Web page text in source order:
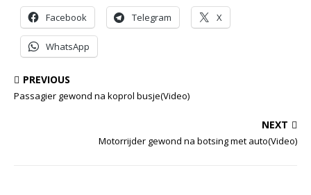
Facebook Telegram X
WhatsApp
PREVIOUS
Passagier gewond na koprol busje(Video)
NEXT
Motorrijder gewond na botsing met auto(Video)